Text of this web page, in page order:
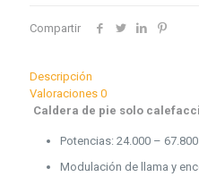
Compartir
Descripción
Valoraciones 0
Caldera de pie solo
Potencias: 24.000 – 67.800
Modulación de llama y